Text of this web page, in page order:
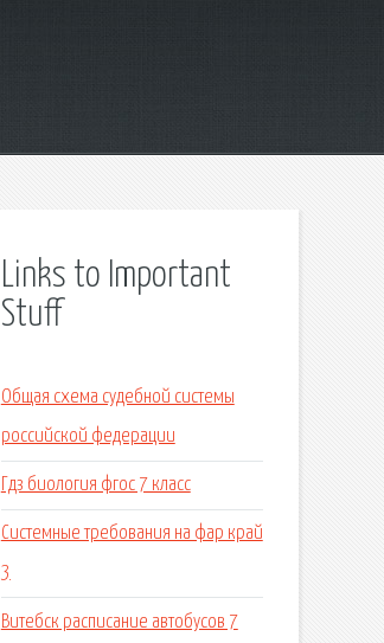
Links to Important
Stuff
Общая схема судебной системы
российской федерации
Гдз биология фгос 7 класс
Системные требования на фар край
3
Витебск расписание автобусов 7